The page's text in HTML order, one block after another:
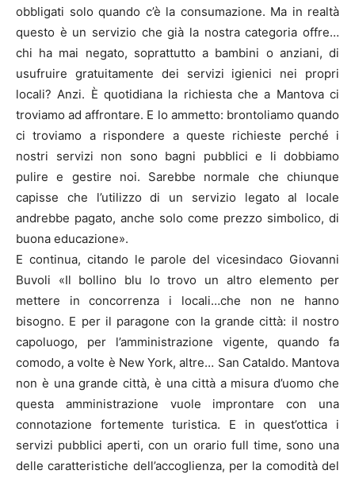
obbligati solo quando c’è la consumazione. Ma in realtà
questo è un servizio che già la nostra categoria offre…
chi ha mai negato, soprattutto a bambini o anziani, di
usufruire gratuitamente dei servizi igienici nei propri
locali? Anzi. È quotidiana la richiesta che a Mantova ci
troviamo ad affrontare. E lo ammetto: brontoliamo quando
ci troviamo a rispondere a queste richieste perché i
nostri servizi non sono bagni pubblici e li dobbiamo
pulire e gestire noi. Sarebbe normale che chiunque
capisse che l’utilizzo di un servizio legato al locale
andrebbe pagato, anche solo come prezzo simbolico, di
buona educazione».
E continua, citando le parole del vicesindaco Giovanni
Buvoli «Il bollino blu lo trovo un altro elemento per
mettere in concorrenza i locali…che non ne hanno
bisogno. E per il paragone con la grande città: il nostro
capoluogo, per l’amministrazione vigente, quando fa
comodo, a volte è New York, altre… San Cataldo. Mantova
non è una grande città, è una città a misura d’uomo che
questa amministrazione vuole improntare con una
connotazione fortemente turistica. E in quest’ottica i
servizi pubblici aperti, con un orario full time, sono una
delle caratteristiche dell’accoglienza, per la comodità del